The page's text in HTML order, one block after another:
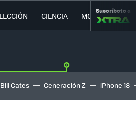
CIENCIA MOVILIDAD
Suscríbete a
Bill Gates Generación Z iPhone 18